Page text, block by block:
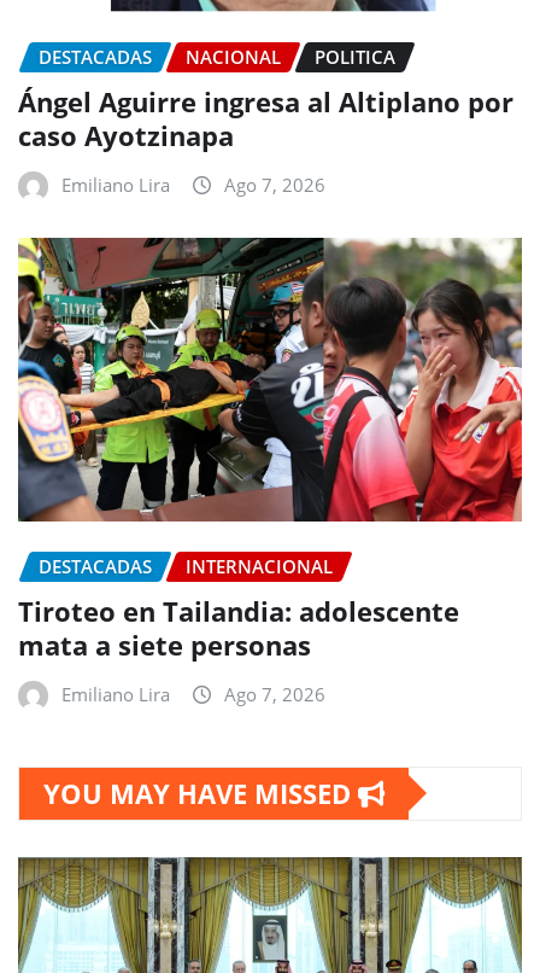
DESTACADAS NACIONAL POLITICA
Ángel Aguirre ingresa al Altiplano por
caso Ayotzinapa
Emiliano Lira Ago 7, 2026
DESTACADAS INTERNACIONAL
Tiroteo en Tailandia: adolescente
mata a siete personas
Emiliano Lira Ago 7, 2026
YOU MAY HAVE MISSED